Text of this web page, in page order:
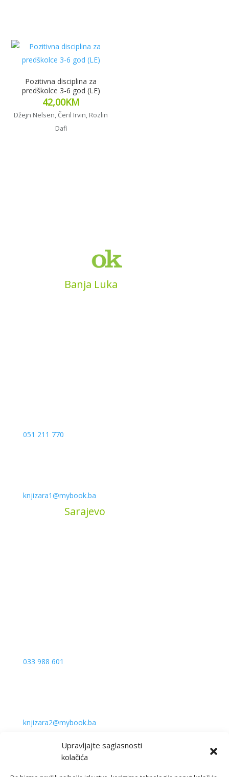
Upravljajte saglasnosti
kolačića
Pozitivna disciplina za
predškolce 3-6 god (LE)
42,00KM
Džejn Nelsen, Čeril Irvin, Rozlin
Dafi
Banja Luka
051 211 770
knjizara1@mybook.ba
Sarajevo
033 988 601
knjizara2@mybook.ba
Uslovi kupovine
Sigurnost plaćanja kreditnim karticama